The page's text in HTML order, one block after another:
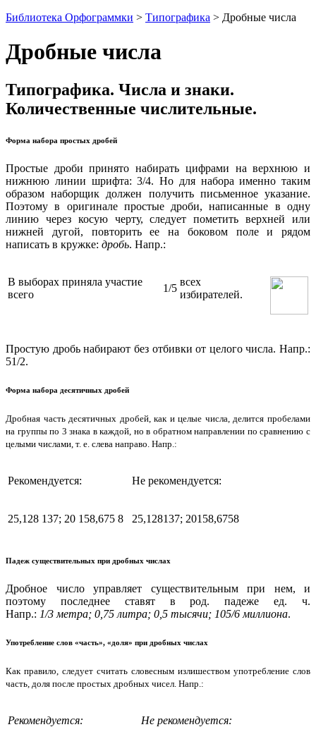
Библиотека Орфограммки > Типографика > Дробные числа
Дробные числа
Типографика. Числа и знаки.
Количественные числительные.
Форма набора простых дробей
Простые дроби принято набирать цифрами на верхнюю и
нижнюю линии шрифта: 3/4. Но для набора именно таким
образом наборщик должен получить письменное указание.
Поэтому в оригинале простые дроби, написанные в одну
линию через косую черту, следует пометить верхней или
нижней дугой, повторить ее на боковом поле и рядом
написать в кружке: дробь. Напр.:
В выборах приняла участие
всего
1/5
всех
избирателей.
Простую дробь набирают без отбивки от целого числа. Напр.:
51/2.
Форма набора десятичных дробей
Дробная часть десятичных дробей, как и целые числа, делится пробелами
на группы по 3 знака в каждой, но в обратном направлении по сравнению с
целыми числами, т. е. слева направо. Напр.:
Рекомендуется: Не рекомендуется:
25,128 137; 20 158,675 8 25,128137; 20158,6758
Падеж существительных при дробных числах
Дробное число управляет существительным при нем, и
поэтому последнее ставят в род. падеже ед. ч.
Напр.: 1/3 метра; 0,75 литра; 0,5 тысячи; 105/6 миллиона.
Употребление слов «часть», «доля» при дробных числах
Как правило, следует считать словесным излишеством употребление слов
часть, доля после простых дробных чисел. Напр.:
Рекомендуется: Не рекомендуется: